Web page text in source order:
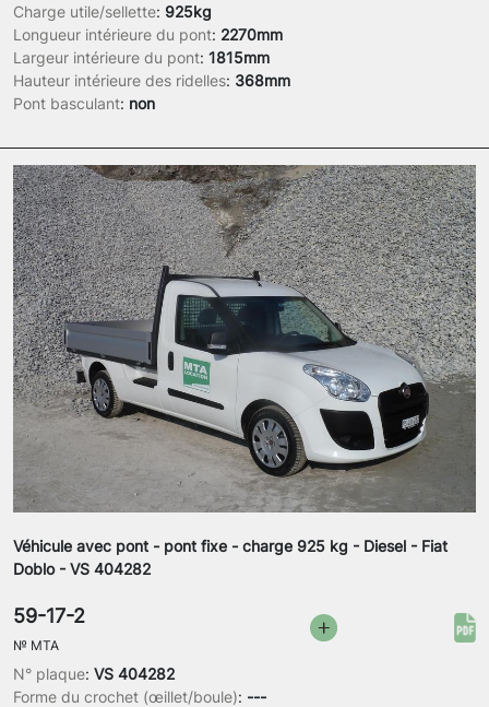
Charge utile/sellette: 925kg
Longueur intérieure du pont: 2270mm
Largeur intérieure du pont: 1815mm
Hauteur intérieure des ridelles: 368mm
Pont basculant: non
Véhicule avec pont - pont fixe - charge 925 kg - Diesel - Fiat
Doblo - VS 404282
N° plaque: VS 404282
Forme du crochet (œillet/boule): ---
59-17-2
№ MTA